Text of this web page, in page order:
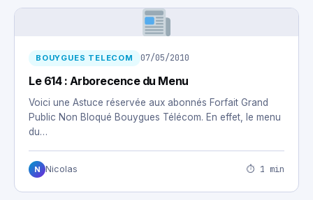
BOUYGUES TELECOM 07/05/2010
Le 614 : Arborecence du Menu
Voici une Astuce réservée aux abonnés Forfait Grand
Public Non Bloqué Bouygues Télécom. En effet, le menu
du…
N Nicolas ⏱ 1 min